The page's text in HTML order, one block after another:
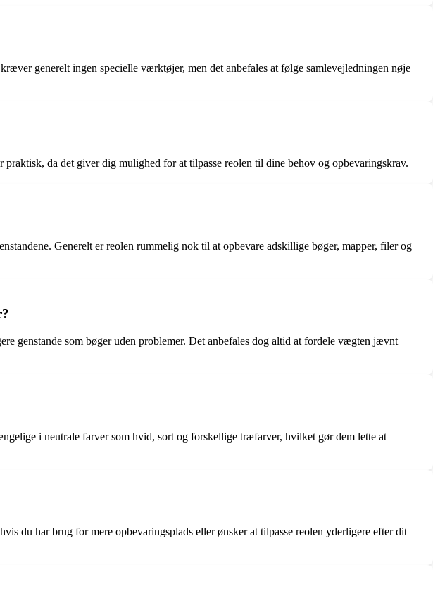
generelt ingen specielle værktøjer, men det anbefales at følge samlevejledningen nøje
da det giver dig mulighed for at tilpasse reolen til dine behov og opbevaringskrav.
Generelt er reolen rummelig nok til at opbevare adskillige bøger, mapper, filer og
genstande som bøger uden problemer. Det anbefales dog altid at fordele vægten jævnt
i neutrale farver som hvid, sort og forskellige træfarver, hvilket gør dem lette at
du har brug for mere opbevaringsplads eller ønsker at tilpasse reolen yderligere efter dit